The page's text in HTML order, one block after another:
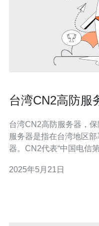
台湾CN2高防服
台湾CN2高防服务器，保障您的
服务器是指在台湾地区
器。CN2代表“中国电信
网时代，网站安全性至关
2025年5月21日